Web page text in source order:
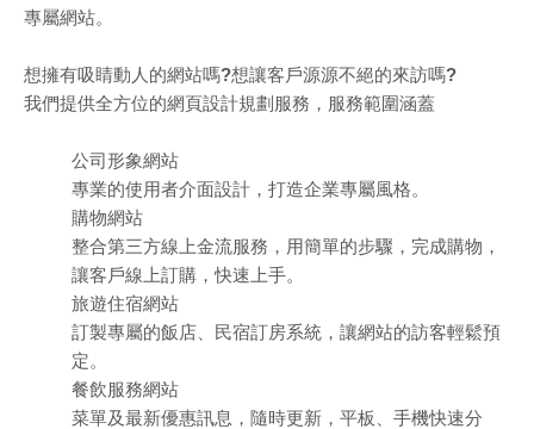
專屬網站。
想擁有吸睛動人的網站嗎?想讓客戶源源不絕的來訪嗎?
我們提供全方位的網頁設計規劃服務，服務範圍涵蓋
公司形象網站
專業的使用者介面設計，打造企業專屬風格。
購物網站
整合第三方線上金流服務，用簡單的步驟，完成購物，
讓客戶線上訂購，快速上手。
旅遊住宿網站
訂製專屬的飯店、民宿訂房系統，讓網站的訪客輕鬆預
定。
餐飲服務網站
菜單及最新優惠訊息，隨時更新，平板、手機快速分